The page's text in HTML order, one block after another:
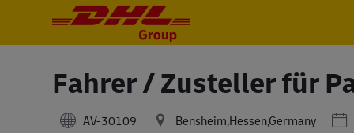
Fahrer / Zusteller für
AV-30109 Bensheim,Hessen,Germany